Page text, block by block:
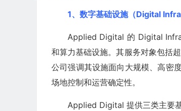
1、数字基础设施（Digital
Applied Digital 的 Digital
和算力基础设施。其服务对象包括
公司强调其设施面向大规模、高密
场地控制和运营确定性。
Applied Digital 提供三类主要